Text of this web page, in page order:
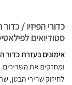
כדורי הפיזיו /
סטודיואים
אימונים בעזרת כדור
ומחזקים את השרירים.
לחיזוק שרירי הבטן,